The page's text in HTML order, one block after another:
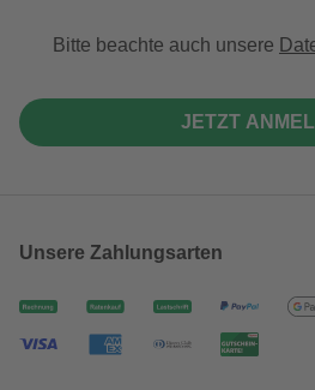
Bitte beachte auch unsere
JETZT
Unsere Zahlungsarten